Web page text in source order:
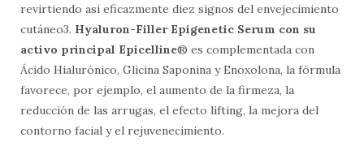
revirtiendo así eficazmente diez signos del envejecimiento
cutáneo3. Hyaluron-Filler Epigenetic Serum con su
activo principal Epicelline® es complementada con
Ácido Hialurónico, Glicina Saponina y Enoxolona, la fórmula
favorece, por ejemplo, el aumento de la firmeza, la
reducción de las arrugas, el efecto lifting, la mejora del
contorno facial y el rejuvenecimiento.